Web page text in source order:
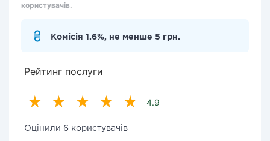
користувачів.
Комісія 1.6%, не менше 5 грн.
Рейтинг послуги
4.9
Оцінили 6 користувачів